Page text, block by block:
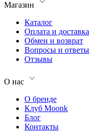
Магазин
Каталог
Оплата и доставка
Обмен и возврат
Вопросы и ответы
Отзывы
О нас
О бренде
Клуб Moonk
Блог
Контакты